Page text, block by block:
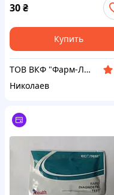
індивідуальним буфером
30₴
Купить
ТОВ ВКФ "Фарм-Лайн"
Николаев